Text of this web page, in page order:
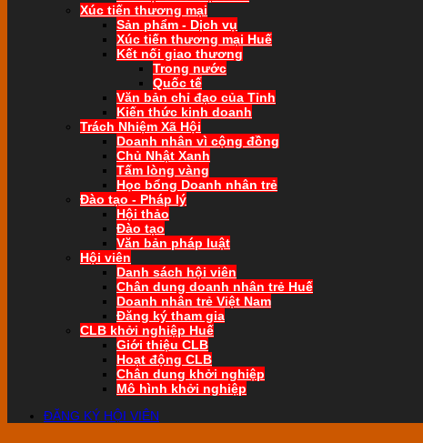
Xúc tiến thương mại
Sản phẩm - Dịch vụ
Xúc tiến thương mại Huế
Kết nối giao thương
Trong nước
Quốc tế
Văn bản chỉ đạo của Tỉnh
Kiến thức kinh doanh
Trách Nhiệm Xã Hội
Doanh nhân vì cộng đồng
Chủ Nhật Xanh
Tấm lòng vàng
Học bổng Doanh nhân trẻ
Đào tạo - Pháp lý
Hội thảo
Đào tạo
Văn bản pháp luật
Hội viên
Danh sách hội viên
Chân dung doanh nhân trẻ Huế
Doanh nhân trẻ Việt Nam
Đăng ký tham gia
CLB khởi nghiệp Huế
Giới thiệu CLB
Hoạt động CLB
Chân dung khởi nghiệp
Mô hình khởi nghiệp
ĐĂNG KÝ HỘI VIÊN